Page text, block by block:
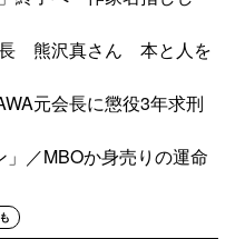
長 熊沢真さん 本と人を
元会長に懲役3年求刑
／MBOか身売りの運命